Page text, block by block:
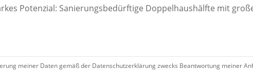
meiner Daten gemäß der Datenschutzerklärung zwecks Beantwortung meiner